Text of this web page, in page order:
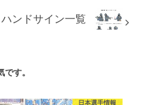
ンドサイン一覧
す。
日本選手情報